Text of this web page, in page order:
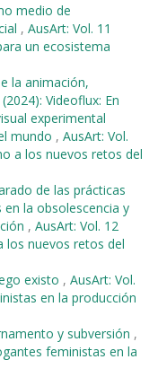
medio de
, AusArt: Vol. 11
un ecosistema
la animación,
Videoflux: En
experimental
mundo , AusArt: Vol.
a los nuevos retos del
de las prácticas
la obsolescencia y
, AusArt: Vol. 12
los nuevos retos del
existo , AusArt: Vol.
en la producción
y subversión ,
feministas en la